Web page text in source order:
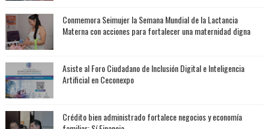
Conmemora Seimujer la Semana Mundial de la Lactancia
Materna con acciones para fortalecer una maternidad digna
Asiste al Foro Ciudadano de Inclusión Digital e Inteligencia
Artificial en Ceconexpo
Crédito bien administrado fortalece negocios y economía